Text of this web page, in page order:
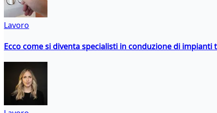
Lavoro
Ecco come si diventa specialisti in conduzione di impianti